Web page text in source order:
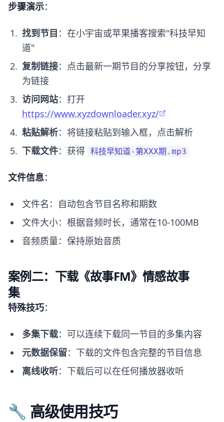
步骤演示：
找到节目 ：在小宇宙或苹果播客搜索"科技早知
道"
复制链接：点击最新一期节目的分享按钮，分享
为链接
访问网站：打开
https://www.xyzdownloader.xyz/
粘贴解析：将链接粘贴到输入框，点击解析
下载文件：获得 科技早知道-第XXX期.mp3
文件信息：
文件名：自动包含节目名称和期数
文件大小：根据音频时长，通常在10-100MB
音频质量：保持原始音质
案例二：下载《故事FM》情感故事
集
特殊技巧：
多集下载：可以连续下载同一节目的多集内容
元数据保留：下载的文件包含完整的节目信息
离线收听：下载后可以在任何播放器收听
🔧 高级使用技巧